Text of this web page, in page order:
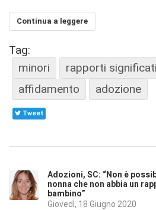
Continua a leggere
Tag:
minori
rapporti
affidamento
adozione
Tweet
Adozioni, SC: “Non è
nonna che non abbia un
bambino”
Giovedì, 18 Giugno 2020